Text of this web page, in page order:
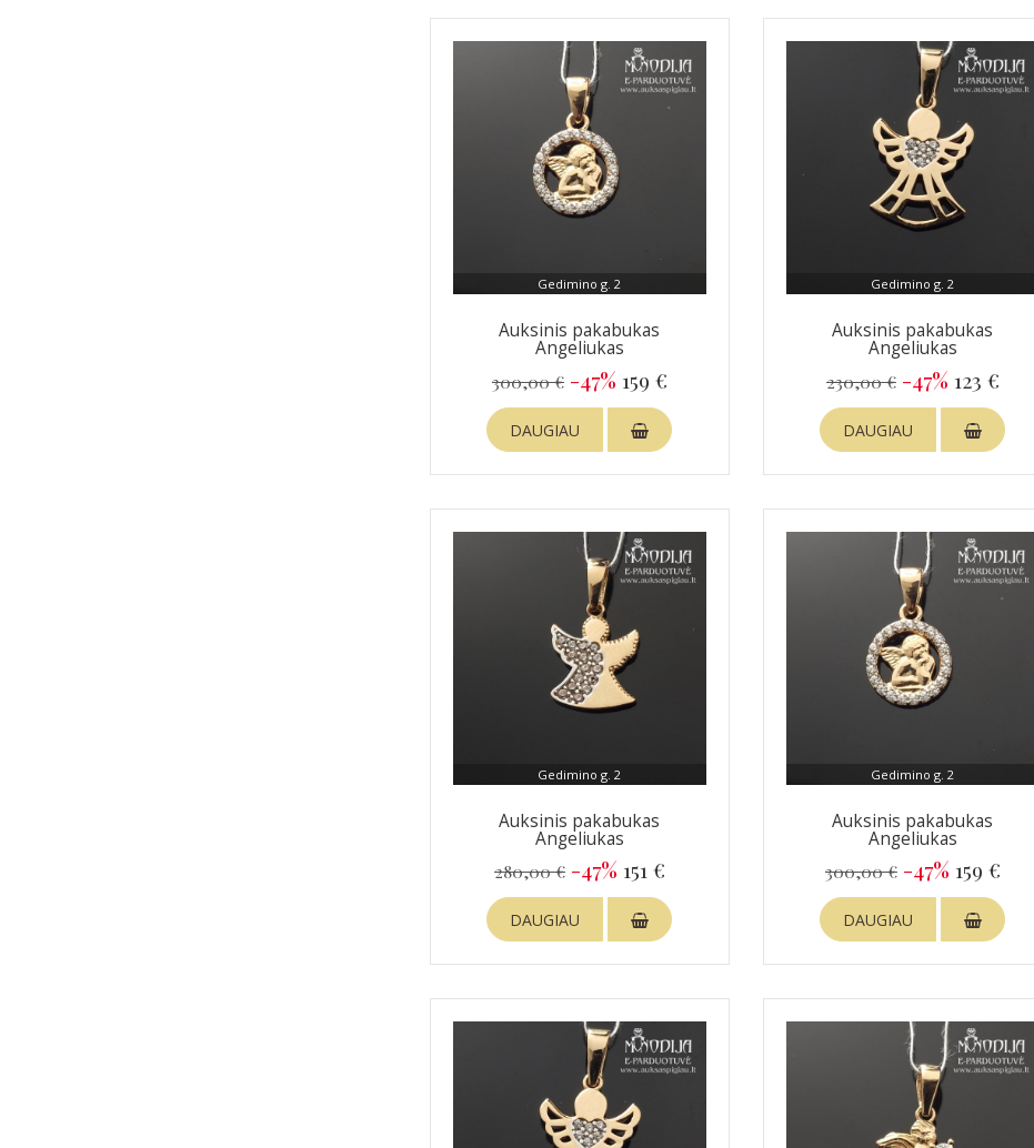
Gedimino g. 2
Auksinis pakabukas
Angeliukas
300,00 € -47% 159 €
DAUGIAU
Gedimino g. 2
Auksinis pakabukas
Angeliukas
230,00 € -47% 123 €
DAUGIAU
Gedimino g. 2
Auksinis pakabukas
Angeliukas
280,00 € -47% 151 €
DAUGIAU
Gedimino g. 2
Auksinis pakabukas
Angeliukas
300,00 € -47% 159 €
DAUGIAU